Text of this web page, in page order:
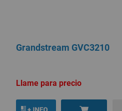
Grandstream GVC3210
Llame para precio